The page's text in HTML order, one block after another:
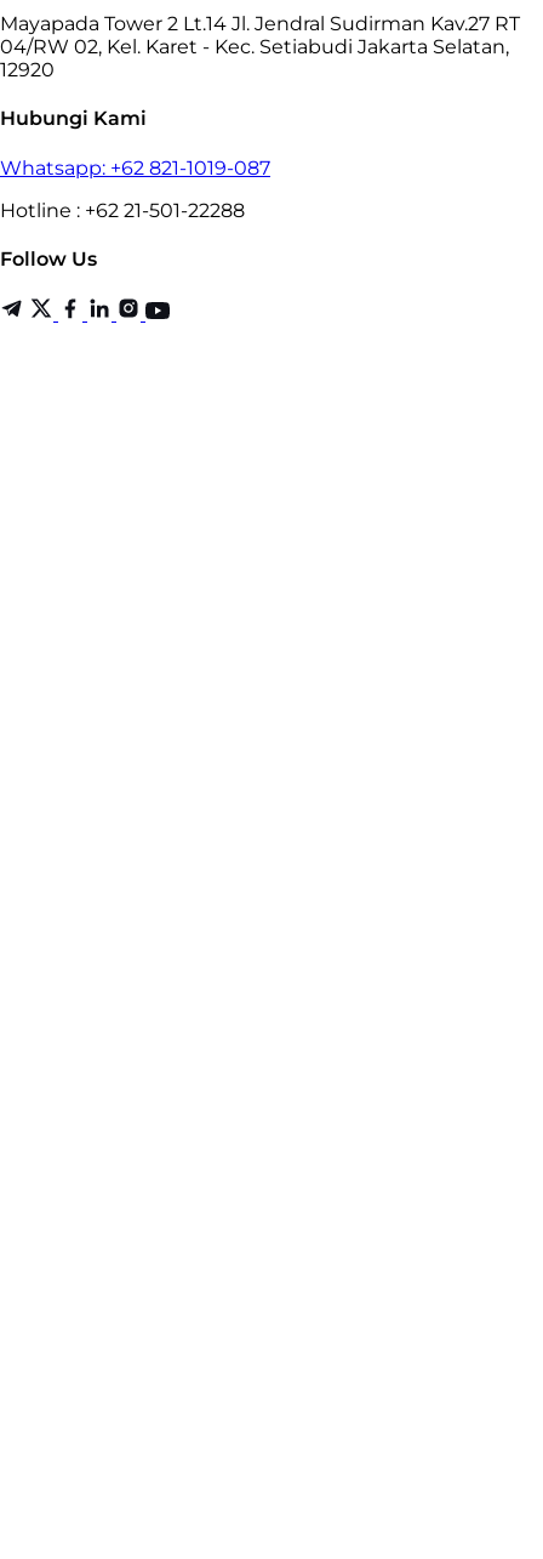
Mayapada Tower 2 Lt.14 Jl. Jendral Sudirman Kav.27 RT
04/RW 02, Kel. Karet - Kec. Setiabudi Jakarta Selatan,
12920
Hubungi Kami
Whatsapp: +62 821-1019-087
Hotline : +62 21-501-22288
Follow Us